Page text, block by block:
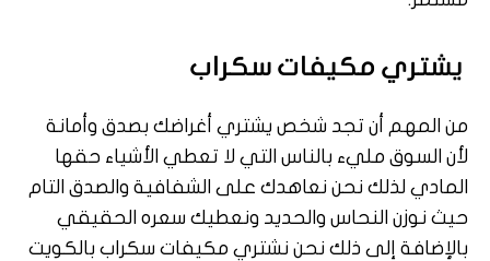
يشتري مكيفات سكراب
من المهم أن تجد شخص يشتري أغراضك بصدق وأمانة
لأن السوق مليء بالناس التي لا تعطي الأشياء حقها
المادي لذلك نحن نعاهدك على الشفافية والصدق التام
حيث نوزن النحاس والحديد ونعطيك سعره الحقيقي
بالإضافة إلى ذلك نحن نشتري مكيفات سكراب بالكويت